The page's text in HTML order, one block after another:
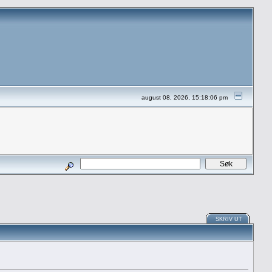
august 08, 2026, 15:18:06 pm
SKRIV UT